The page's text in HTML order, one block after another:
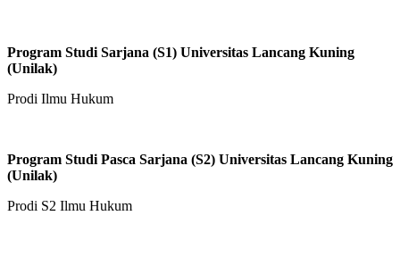
Program Studi Sarjana (S1) Universitas Lancang Kuning
(Unilak)
Prodi Ilmu Hukum
Program Studi Pasca Sarjana (S2) Universitas Lancang Kuning
(Unilak)
Prodi S2 Ilmu Hukum